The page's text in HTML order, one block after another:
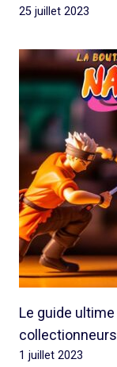
25 juillet 2023
Le guide
collectionneurs
1 juillet 2023